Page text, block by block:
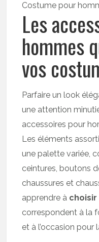
Costume pour
Les
hommes
vos
Parfaire un look
une attention
accessoires pour
Les éléments
une palette variée,
ceintures, boutons
chaussures et
apprendre à choisir
correspondent à la
et à l’occasion pour